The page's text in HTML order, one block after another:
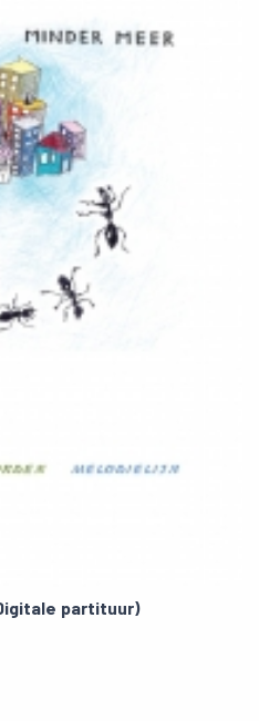
partituur)